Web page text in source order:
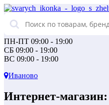
ПН-ПТ 09:00 - 19:00
СБ 09:00 - 19:00
ВС 09:00 - 19:00
Иваново
Интернет-магазин: